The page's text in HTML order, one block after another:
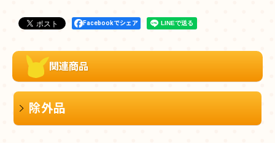
Facebookでシェア
関連商品
除外品